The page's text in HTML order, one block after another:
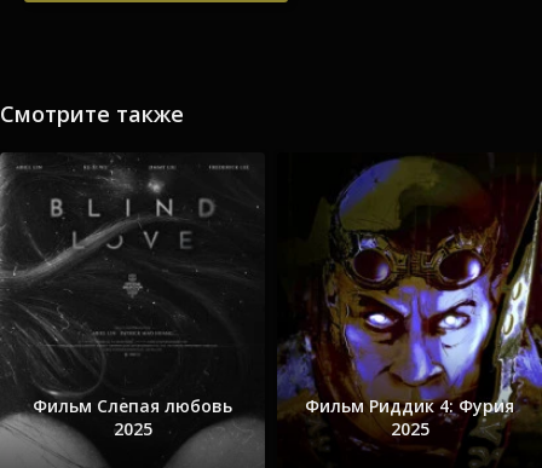
Смотрите также
Фильм Слепая любовь
2025
Фильм Риддик 4: Фурия
2025